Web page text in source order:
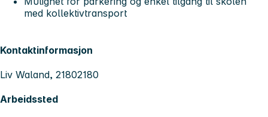
med kollektivtransport
Kontaktinformasjon
Liv Waland, 21802180
Arbeidssted